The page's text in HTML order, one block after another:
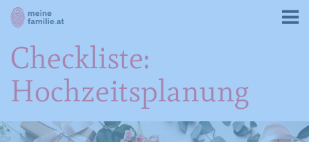
Checkliste:
Hochzeitsplanung